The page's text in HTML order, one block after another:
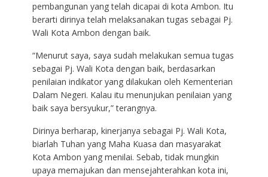
pembangunan yang telah dicapai di kota Ambon. Itu
berarti dirinya telah melaksanakan tugas sebagai Pj.
Wali Kota Ambon dengan baik.
“Menurut saya, saya sudah melakukan semua tugas
sebagai Pj. Wali Kota dengan baik, berdasarkan
penilaian indikator yang dilakukan oleh Kementerian
Dalam Negeri. Kalau itu menunjukan penilaian yang
baik saya bersyukur,” terangnya.
Dirinya berharap, kinerjanya sebagai Pj. Wali Kota,
biarlah Tuhan yang Maha Kuasa dan masyarakat
Kota Ambon yang menilai. Sebab, tidak mungkin
upaya memajukan dan mensejahterahkan kota ini,